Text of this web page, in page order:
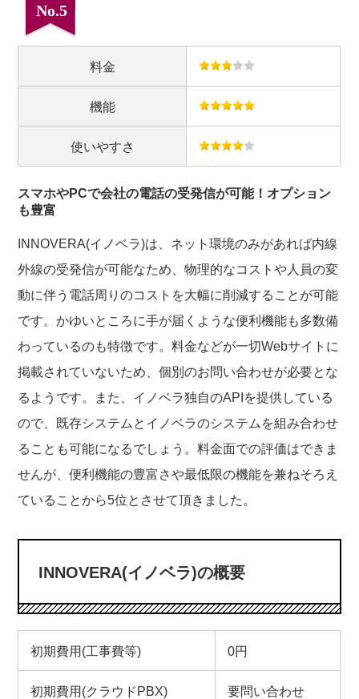
No.5
料金
機能
使いやすさ
スマホやPCで会社の電話の受発信が可能！オプション
も豊富
INNOVERA(イノベラ)は、ネット環境のみがあれば内線
外線の受発信が可能なため、物理的なコストや人員の変
動に伴う電話周りのコストを大幅に削減することが可能
です。かゆいところに手が届くような便利機能も多数備
わっているのも特徴です。料金などが一切Webサイトに
掲載されていないため、個別のお問い合わせが必要とな
るようです。また、イノベラ独自のAPIを提供している
ので、既存システムとイノベラのシステムを組み合わせ
ることも可能になるでしょう。料金面での評価はできま
せんが、便利機能の豊富さや最低限の機能を兼ねそろえ
ていることから5位とさせて頂きました。
INNOVERA(イノベラ)の概要
初期費用(工事費等) 0円
初期費用(クラウドPBX) 要問い合わせ